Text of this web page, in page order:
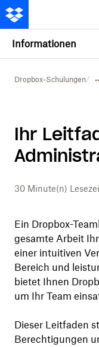
Informationen
Dropbox-Schulungen
Ihr
30 Minute(n)
Ein Dropbox-
gesamte Arbeit
einer intuitiven
Bereich und
bietet Ihnen
um Ihr Team
Dieser Leitfaden
Berechtigungen